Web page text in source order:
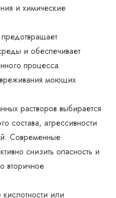
и химические
и обеспечивает
процесса.
моющих
растворов выбирается
состава, агрессивности
Современные
снизить опасность и
вторичное
или